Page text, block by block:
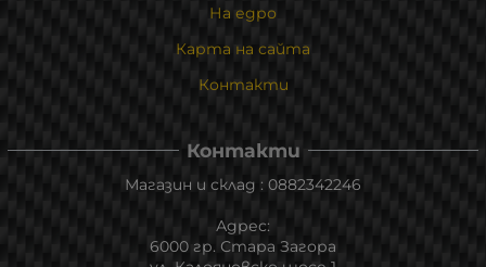
На едро
Карта на сайта
Контакти
Контакти
Магазин и склад : 0882342246
Адрес:
6000 гр. Стара Загора